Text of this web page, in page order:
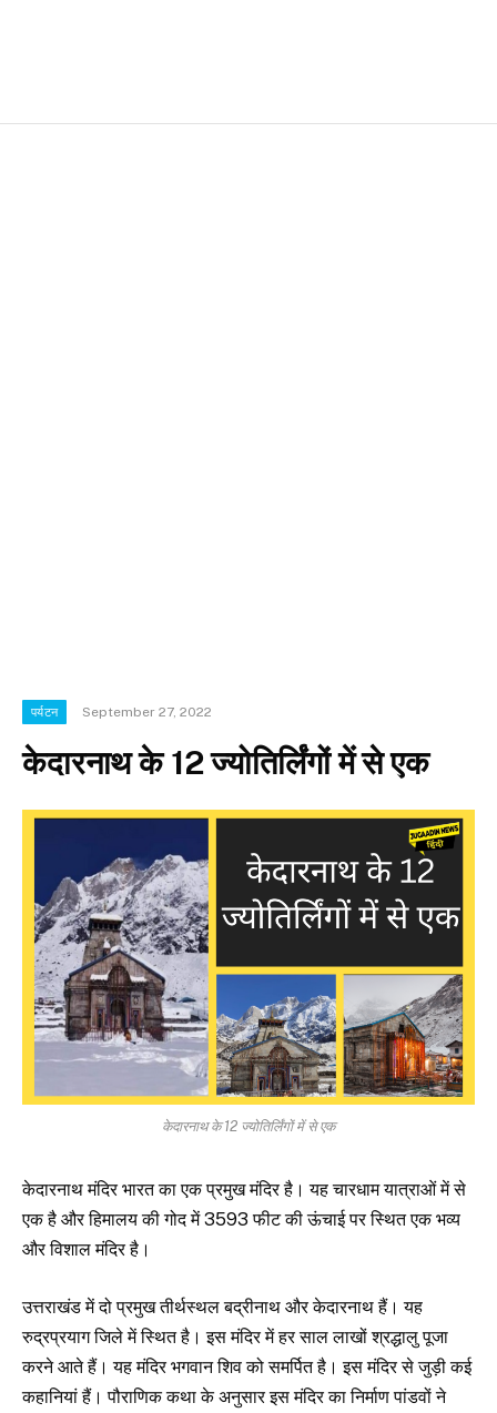
पर्यटन September 27, 2022
केदारनाथ के 12 ज्योतिर्लिंगों में से एक
केदारनाथ के 12 ज्योतिर्लिंगों में से एक
केदारनाथ मंदिर भारत का एक प्रमुख मंदिर है। यह चारधाम यात्राओं में से
एक है और हिमालय की गोद में 3593 फीट की ऊंचाई पर स्थित एक भव्य
और विशाल मंदिर है।
उत्तराखंड में दो प्रमुख तीर्थस्थल बद्रीनाथ और केदारनाथ हैं। यह
रुद्रप्रयाग जिले में स्थित है। इस मंदिर में हर साल लाखों श्रद्धालु पूजा
करने आते हैं। यह मंदिर भगवान शिव को समर्पित है। इस मंदिर से जुड़ी कई
कहानियां हैं। पौराणिक कथा के अनुसार इस मंदिर का निर्माण पांडवों ने